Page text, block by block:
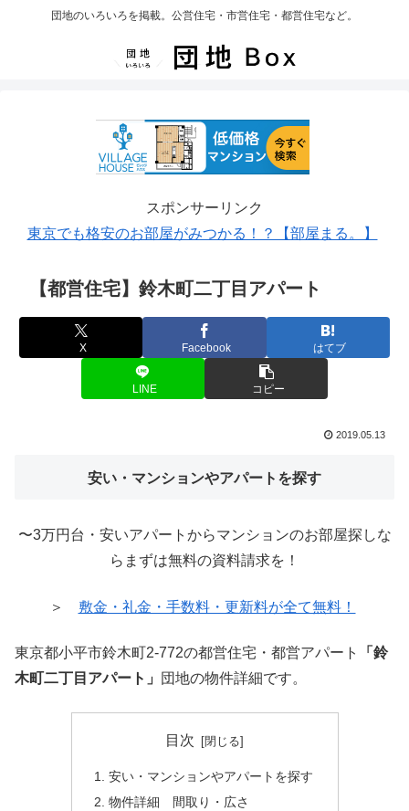
団地のいろいろを掲載。公営住宅・市営住宅・都営住宅など。
スポンサーリンク
東京でも格安のお部屋がみつかる！？【部屋まる。】
【都営住宅】鈴木町二丁目アパート
X Facebook はてブ
LINE コピー
2019.05.13
安い・マンションやアパートを探す
〜3万円台・安いアパートからマンションのお部屋探しな
らまずは無料の資料請求を！
＞ 敷金・礼金・手数料・更新料が全て無料！
東京都小平市鈴木町2-772の都営住宅・都営アパート
「鈴
木町二丁目アパート」
団地の物件詳細です。
目次
安い・マンションやアパートを探す
物件詳細 間取り・広さ